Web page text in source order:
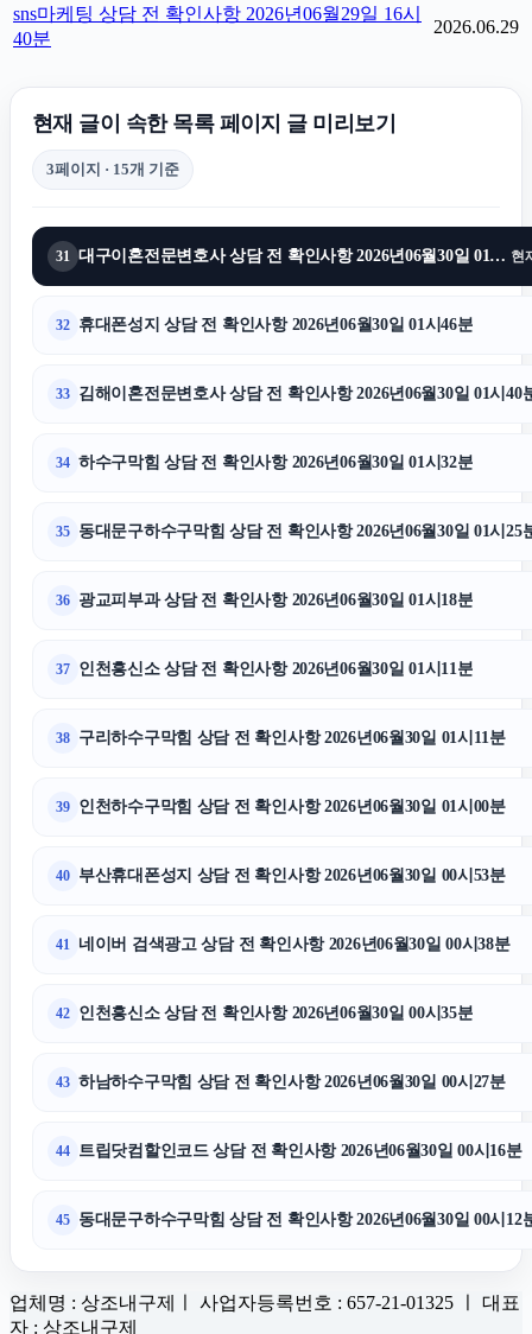
sns마케팅 상담 전 확인사항 2026년06월29일 16시
40분
2026.06.29
현재 글이 속한 목록 페이지 글 미리보기
3페이지 · 15개 기준
31 대구이혼전문변호사 상담 전 확인사항 2026년06월30일 01시55분 현
32 휴대폰성지 상담 전 확인사항 2026년06월30일 01시46분
33 김해이혼전문변호사 상담 전 확인사항 2026년06월30일 01시40
34 하수구막힘 상담 전 확인사항 2026년06월30일 01시32분
35 동대문구하수구막힘 상담 전 확인사항 2026년06월30일 01시25
36 광교피부과 상담 전 확인사항 2026년06월30일 01시18분
37 인천흥신소 상담 전 확인사항 2026년06월30일 01시11분
38 구리하수구막힘 상담 전 확인사항 2026년06월30일 01시11분
39 인천하수구막힘 상담 전 확인사항 2026년06월30일 01시00분
40 부산휴대폰성지 상담 전 확인사항 2026년06월30일 00시53분
41 네이버 검색광고 상담 전 확인사항 2026년06월30일 00시38분
42 인천흥신소 상담 전 확인사항 2026년06월30일 00시35분
43 하남하수구막힘 상담 전 확인사항 2026년06월30일 00시27분
44 트립닷컴할인코드 상담 전 확인사항 2026년06월30일 00시16분
45 동대문구하수구막힘 상담 전 확인사항 2026년06월30일 00시12
업체명 : 상조내구제ㅣ 사업자등록번호 : 657-21-01325 ㅣ 대표
자 : 상조내구제